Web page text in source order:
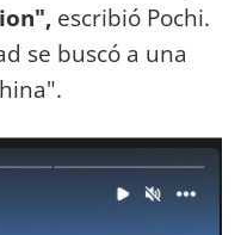
escribió Pochi.
se buscó a una